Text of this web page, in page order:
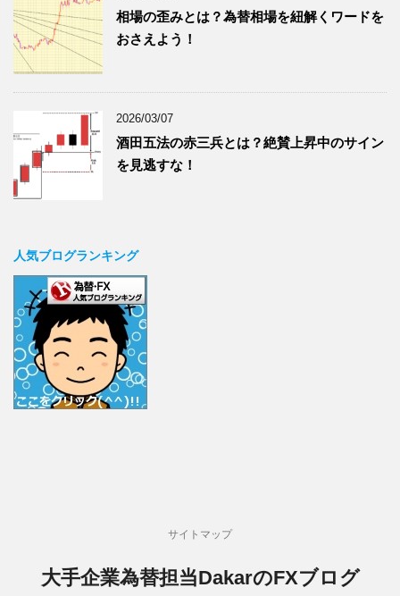
相場の歪みとは？為替相場を紐解くワードを
おさえよう！
2026/03/07
酒田五法の赤三兵とは？絶賛上昇中のサイン
を見逃すな！
人気ブログランキング
サイトマップ
大手企業為替担当DakarのFXブログ